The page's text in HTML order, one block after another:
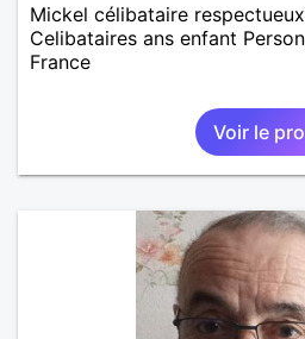
Mickel célibataire
Celibataires ans enfant
France
Voir le